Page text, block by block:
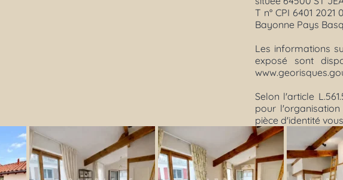
T n° CPI 6401
Bayonne Pays
Les informations
exposé sont
Selon l'article
pour
pièce d'identité